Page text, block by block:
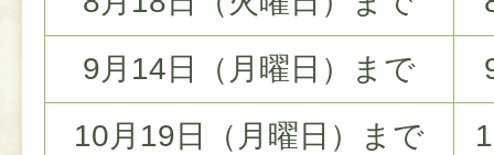
9月14日（月曜日）まで
10月19日（月曜日）まで